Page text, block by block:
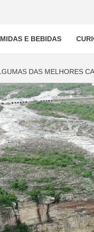
E BEBIDAS
DAS MELHORES